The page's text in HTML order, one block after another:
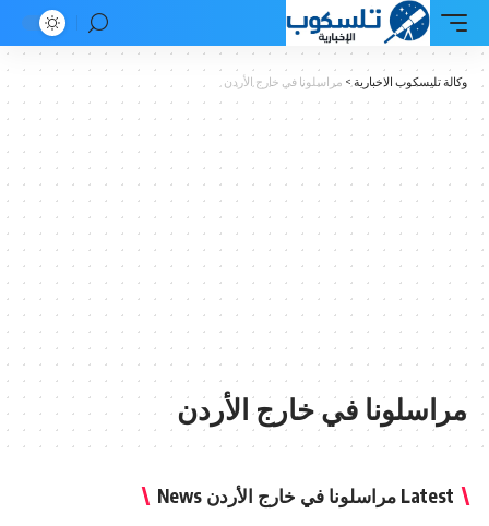
وكالة تليسكوب الاخبارية > مراسلونا في خارج الأردن
مراسلونا في خارج الأردن
Latest مراسلونا في خارج الأردن News